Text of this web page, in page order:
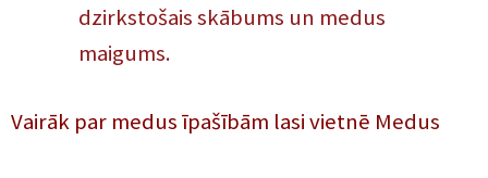
dzirkstošais skābums un medus
maigums.
Vairāk par medus īpašībām lasi vietnē Medus